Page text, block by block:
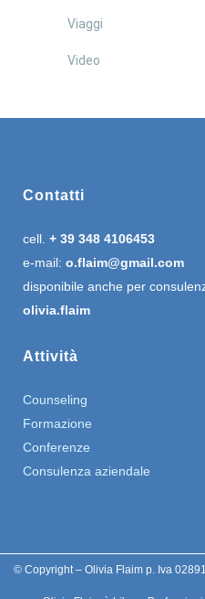
Viaggi
Video
Contatti
cell. + 39 348 4106453
e-mail: o.flaim@gmail.com
disponibile anche per
olivia.flaim
Attività
Counseling
Formazione
Conferenze
Consulenza aziendale
© Copyright – Olivia Flaim p. Iva